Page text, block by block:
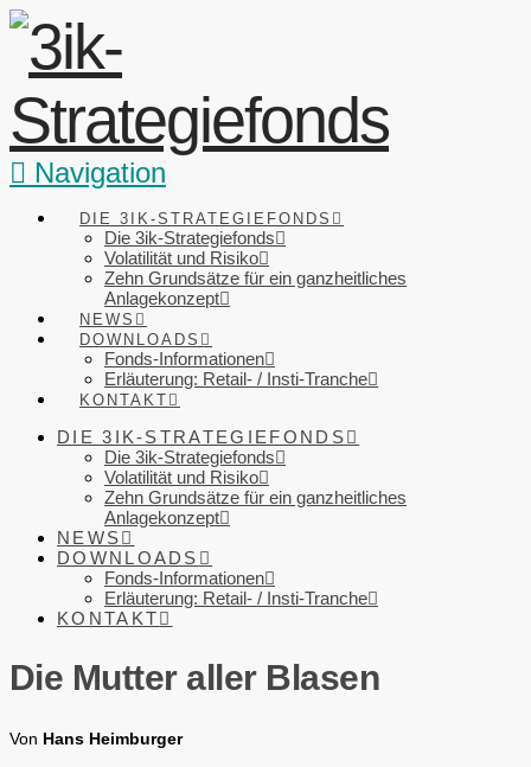
Navigation
DIE 3IK-STRATEGIEFONDS
Die 3ik-Strategiefonds
Volatilität und Risiko
Zehn Grundsätze für ein ganzheitliches
Anlagekonzept
NEWS
DOWNLOADS
Fonds-Informationen
Erläuterung: Retail- / Insti-Tranche
KONTAKT
DIE 3IK-STRATEGIEFONDS
Die 3ik-Strategiefonds
Volatilität und Risiko
Zehn Grundsätze für ein ganzheitliches
Anlagekonzept
NEWS
DOWNLOADS
Fonds-Informationen
Erläuterung: Retail- / Insti-Tranche
KONTAKT
Die Mutter aller Blasen
Von Hans Heimburger